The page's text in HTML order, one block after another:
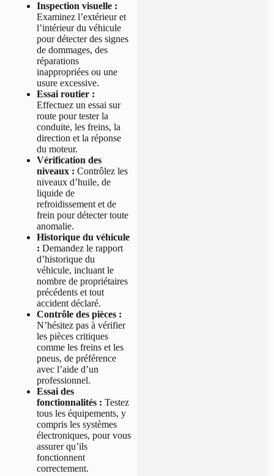
Inspection visuelle :
Examinez l’extérieur et
l’intérieur du véhicule
pour détecter des signes
de dommages, des
réparations
inappropriées ou une
usure excessive.
Essai routier :
Effectuez un essai sur
route pour tester la
conduite, les freins, la
direction et la réponse
du moteur.
Vérification des
niveaux : Contrôlez les
niveaux d’huile, de
liquide de
refroidissement et de
frein pour détecter toute
anomalie.
Historique du véhicule
: Demandez le rapport
d’historique du
véhicule, incluant le
nombre de propriétaires
précédents et tout
accident déclaré.
Contrôle des pièces :
N’hésitez pas à vérifier
les pièces critiques
comme les freins et les
pneus, de préférence
avec l’aide d’un
professionnel.
Essai des
fonctionnalités : Testez
tous les équipements, y
compris les systèmes
électroniques, pour vous
assurer qu’ils
fonctionnent
correctement.